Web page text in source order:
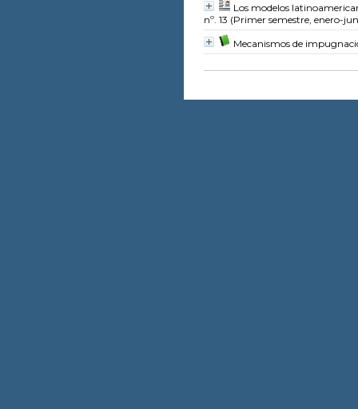
Los modelos
nº. 13 (Primer semestre, enero-
Mecanismos de